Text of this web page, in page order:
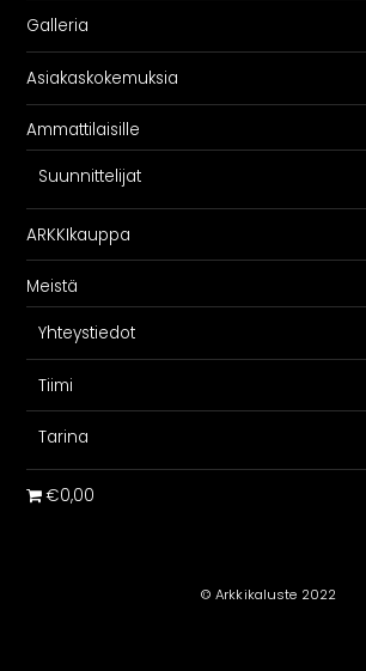
Galleria
Asiakaskokemuksia
Ammattilaisille
Suunnittelijat
ARKKIkauppa
Meistä
Yhteystiedot
Tiimi
Tarina
€0,00
© Arkkikaluste 2022